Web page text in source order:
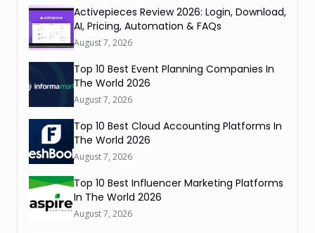
Activepieces Review 2026: Login, Download,
AI, Pricing, Automation & FAQs
August 7, 2026
Top 10 Best Event Planning Companies In
The World 2026
August 7, 2026
Top 10 Best Cloud Accounting Platforms In
The World 2026
August 7, 2026
Top 10 Best Influencer Marketing Platforms
In The World 2026
August 7, 2026